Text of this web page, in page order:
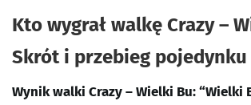
Kto wygrał walkę Crazy –
Skrót i przebieg pojedynku
Wynik walki Crazy – Wielki Bu: “Wielki